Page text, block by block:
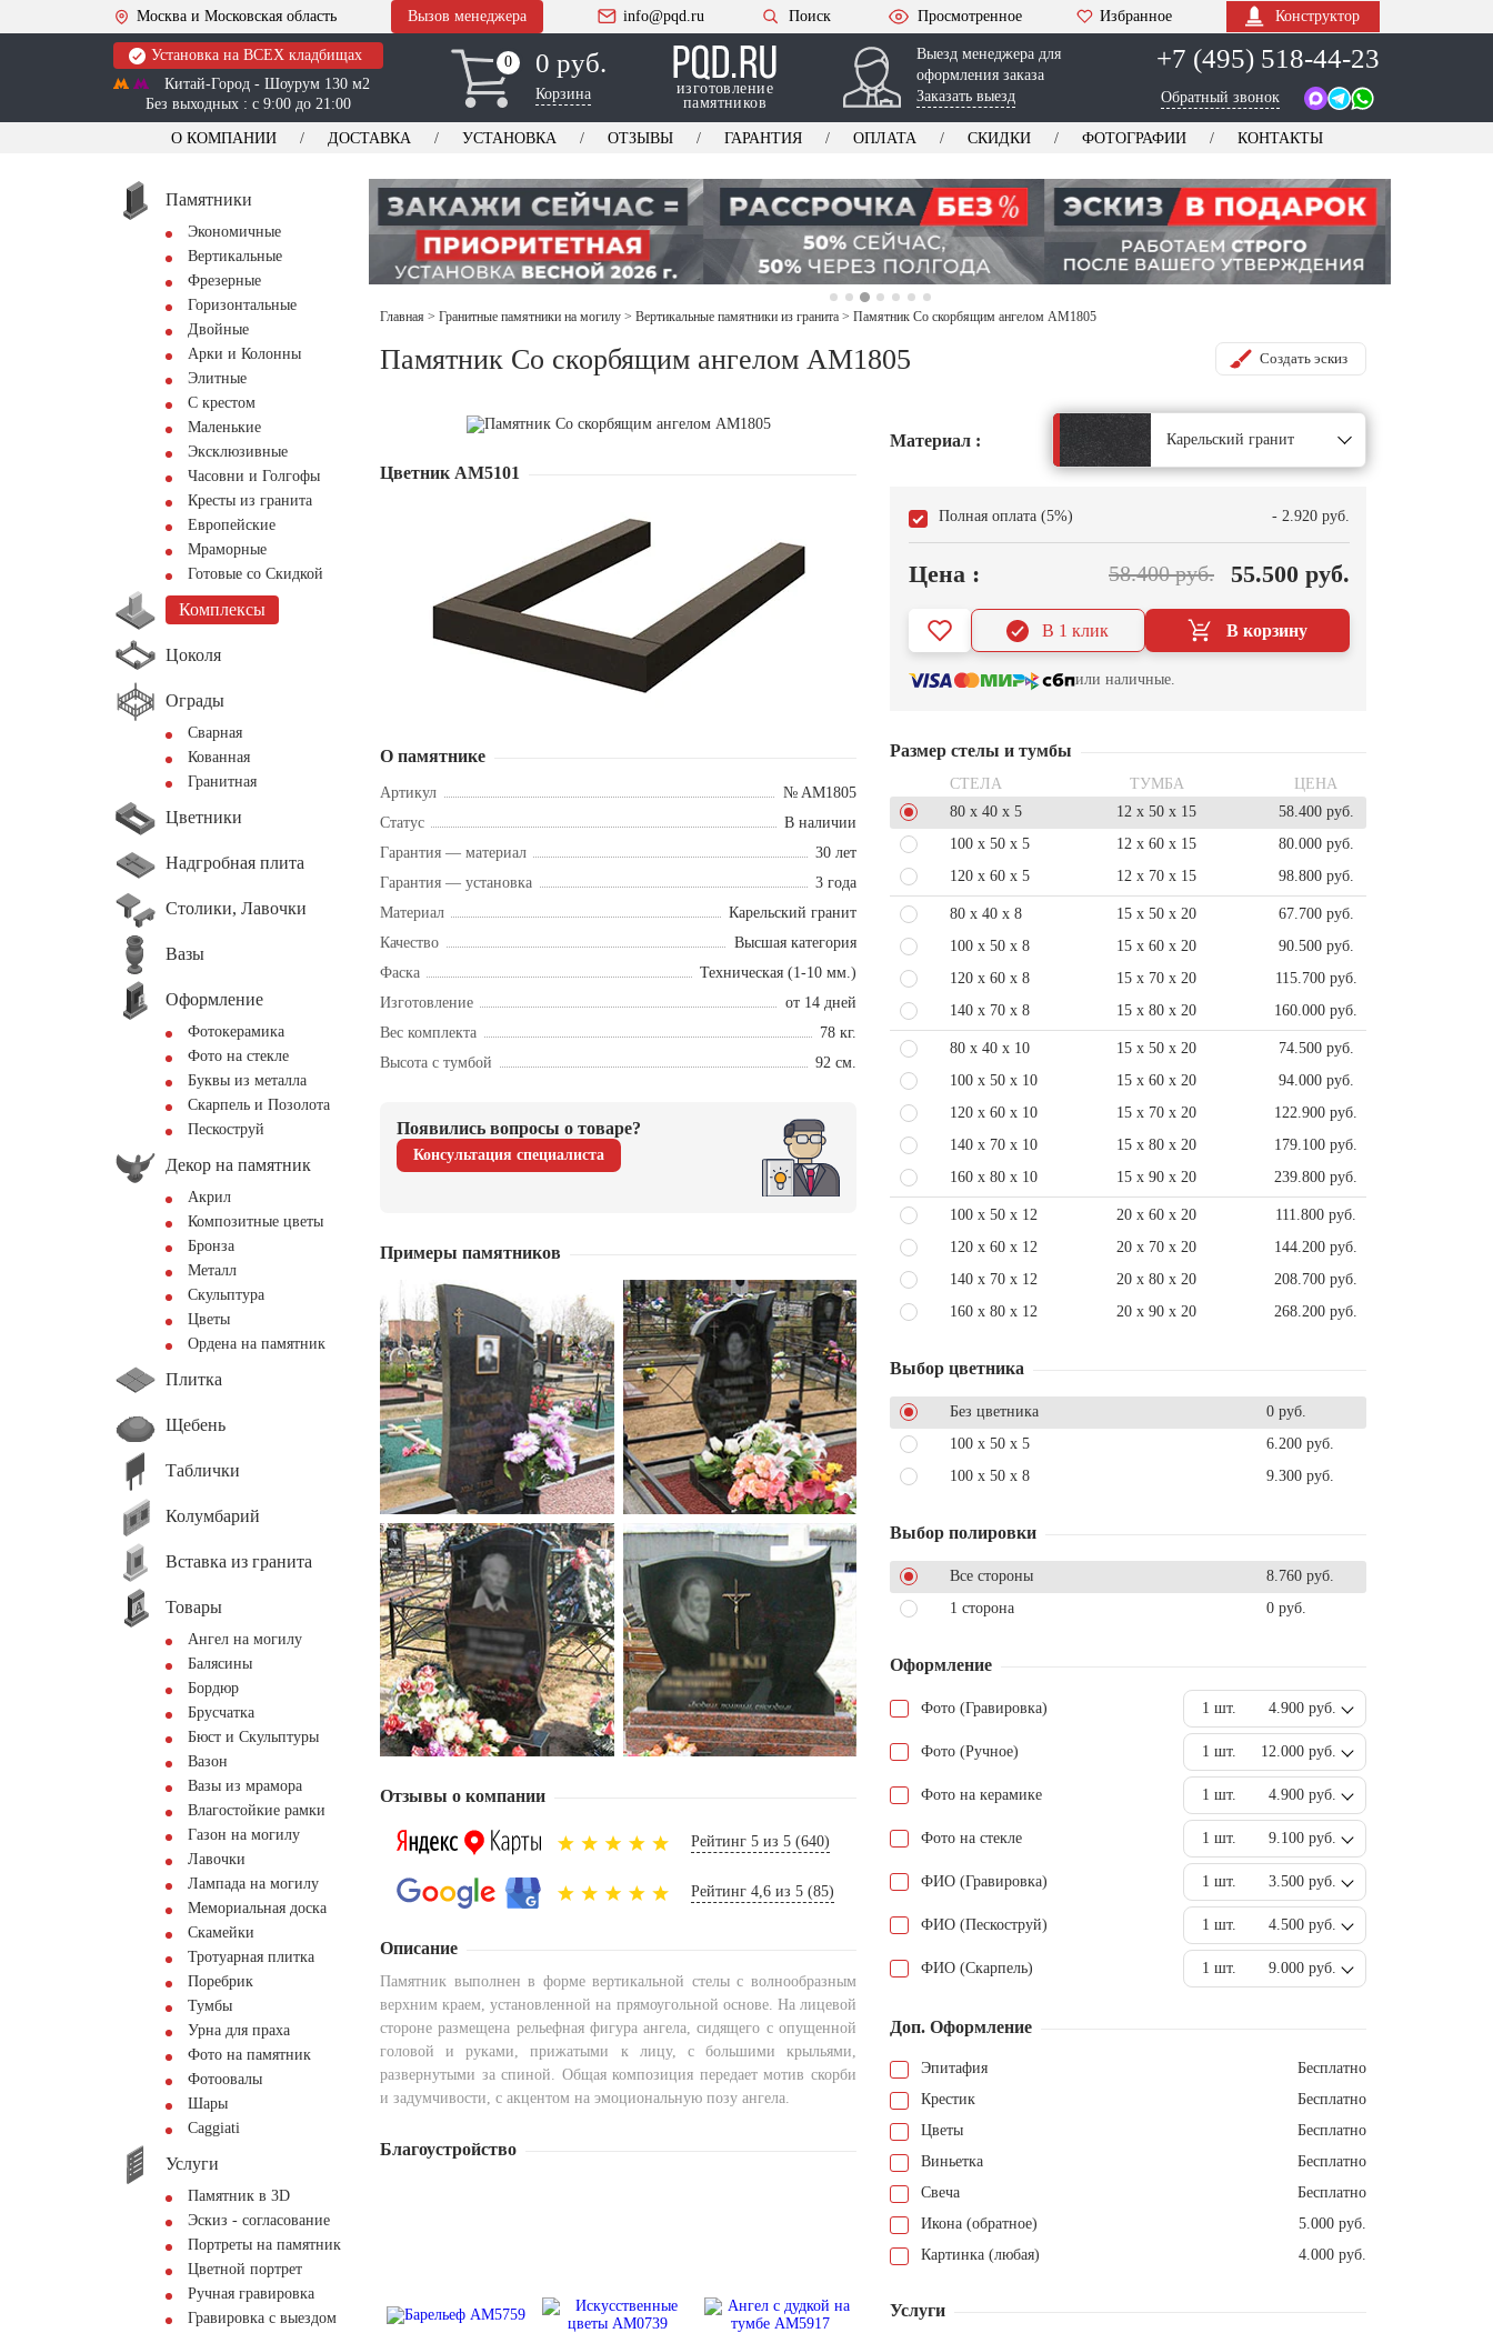
Москва и Московская область Вызов менеджера info@pqd.ru Поиск Просмотренное Избранное Конструктор
Установка на ВСЕХ кладбищах
Китай-Город - Шоурум 130 м2
Без выходных : с 9:00 до 21:00
0
0 0 руб.
Корзина
изготовление
памятников
Выезд менеджера для
оформления заказа
Заказать выезд
+7 (495) 518-44-23
Обратный звонок
О КОМПАНИИ ДОСТАВКА УСТАНОВКА ОТЗЫВЫ ГАРАНТИЯ ОПЛАТА СКИДКИ ФОТОГРАФИИ КОНТАКТЫ
Памятники
Экономичные
Вертикальные
Фрезерные
Горизонтальные
Двойные
Арки и Колонны
Элитные
С крестом
Маленькие
Эксклюзивные
Часовни и Голгофы
Кресты из гранита
Европейские
Мраморные
Готовые со Скидкой
Комплексы
Цоколя
Ограды
Сварная
Кованная
Гранитная
Цветники
Надгробная плита
Столики, Лавочки
Вазы
Оформление
Фотокерамика
Фото на стекле
Буквы из металла
Скарпель и Позолота
Пескоструй
Декор на памятник
Акрил
Композитные цветы
Бронза
Металл
Скульптура
Цветы
Ордена на памятник
Плитка
Щебень
Таблички
Колумбарий
Вставка из гранита
Товары
Ангел на могилу
Балясины
Бордюр
Брусчатка
Бюст и Скульптуры
Вазон
Вазы из мрамора
Влагостойкие рамки
Газон на могилу
Лавочки
Лампада на могилу
Мемориальная доска
Скамейки
Тротуарная плитка
Поребрик
Тумбы
Урна для праха
Фото на памятник
Фотоовалы
Шары
Сaggiati
Услуги
Памятник в 3D
Эскиз - согласование
Портреты на памятник
Цветной портрет
Ручная гравировка
Гравировка с выездом
Главная > Гранитные памятники на могилу > Вертикальные памятники из гранита > Памятник Со скорбящим ангелом AM1805
Памятник Со скорбящим ангелом AM1805 Создать эскиз
Цветник АМ5101
О памятнике
Артикул
№ AM1805
Статус
В наличии
Гарантия — материал
30 лет
Гарантия — установка
3 года
Материал
Карельский гранит
Качество
Высшая категория
Фаска
Техническая (1-10 мм.)
Изготовление
от 14 дней
Вес комплекта
78 кг.
Высота с тумбой
92 см.
Появились вопросы о товаре?
Консультация специалиста
Примеры памятников
Отзывы о компании
Рейтинг 5 из 5 (640)
Рейтинг 4,6 из 5 (85)
Описание
Памятник выполнен в форме вертикальной стелы с волнообразным
верхним краем, установленной на прямоугольной основе. На лицевой
стороне размещена рельефная фигура ангела, сидящего с опущенной
головой и руками, прижатыми к лицу, с большими крыльями,
развернутыми за спиной. Общая композиция передает мотив скорби
и задумчивости, с акцентом на эмоциональную позу ангела.
Благоустройство
Материал : Карельский гранит
Полная оплата (5%) - 2.920 руб.
Цена : 58.400 руб. 55.500 руб.
В корзину
В 1 клик
или наличные.
Размер стелы и тумбы
СТЕЛА ТУМБА
ЦЕНА
80 x 40 x 5
12 x 50 x 15
58.400 руб.
100 x 50 x 5
12 x 60 x 15
80.000 руб.
120 x 60 x 5
12 x 70 x 15 98.800 руб.
80 x 40 x 8 15 x 50 x 20
67.700 руб.
100 x 50 x 8
15 x 60 x 20
90.500 руб.
120 x 60 x 8
15 x 70 x 20
115.700 руб.
140 x 70 x 8
15 x 80 x 20 160.000 руб.
80 x 40 x 10 15 x 50 x 20
74.500 руб.
100 x 50 x 10
15 x 60 x 20
94.000 руб.
120 x 60 x 10
15 x 70 x 20
122.900 руб.
140 x 70 x 10
15 x 80 x 20
179.100 руб.
160 x 80 x 10
15 x 90 x 20 239.800 руб.
100 x 50 x 12 20 x 60 x 20
111.800 руб.
120 x 60 x 12
20 x 70 x 20
144.200 руб.
140 x 70 x 12
20 x 80 x 20
208.700 руб.
160 x 80 x 12
20 x 90 x 20 268.200 руб.
Выбор цветника
Без цветника
0 руб.
100 x 50 x 5
6.200 руб.
100 x 50 x 8
9.300 руб.
Выбор полировки
Все стороны
8.760 руб.
1 сторона
0 руб.
Оформление
Фото (Гравировка) 1 шт. 4.900 руб.
Фото (Ручное) 1 шт. 12.000 руб.
Фото на керамике 1 шт. 4.900 руб.
Фото на стекле 1 шт. 9.100 руб.
ФИО (Гравировка) 1 шт. 3.500 руб.
ФИО (Пескоструй) 1 шт. 4.500 руб.
ФИО (Скарпель) 1 шт. 9.000 руб.
Доп. Оформление
Эпитафия
Бесплатно
Крестик
Бесплатно
Цветы
Бесплатно
Виньетка
Бесплатно
Свеча
Бесплатно
Икона (обратное)
5.000 руб.
Картинка (любая)
4.000 руб.
Услуги